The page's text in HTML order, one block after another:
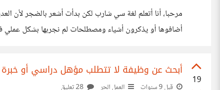
مرحبا، أنا أتعلم لغة سي شارب لكن بدأت أشعر بالضجر لأن
19
أبحث عن وظيفة لا تتطلب مؤهل دراسي أو